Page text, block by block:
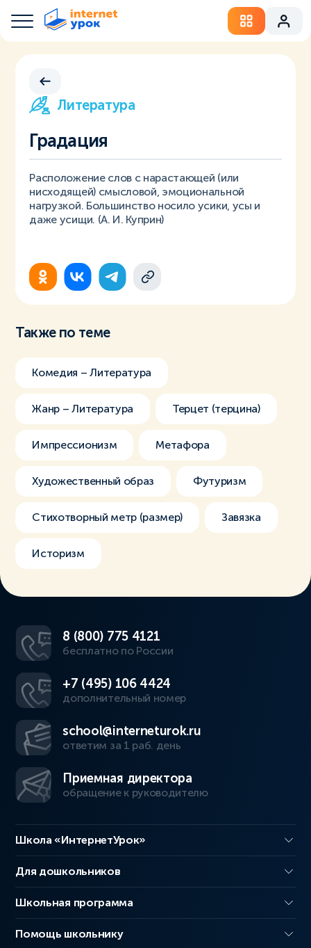
Литература
Градация
Расположение слов с нарастающей (или
нисходящей) смысловой, эмоциональной
нагрузкой. Большинство носило усики, усы и
даже усищи. (А. И. Куприн)
Также по теме
Комедия – Литература
Жанр – Литература Терцет (терцина)
Импрессионизм Метафора
Художественный образ Футуризм
Стихотворный метр (размер) Завязка
Историзм
8 (800) 775 4121
бесплатно по России
+7 (495) 106 4424
дополнительный номер
school@interneturok.ru
ответим за 1 раб. день
Приемная директора
обращение к руководителю
Школа «ИнтернетУрок»
Для дошкольников
Школьная программа
Помощь школьнику